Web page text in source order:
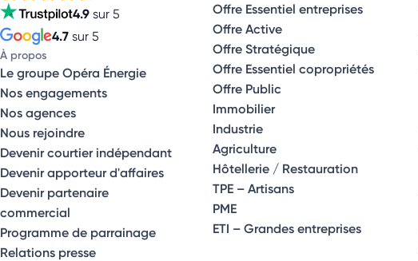
4.9 sur 5
4.7 sur 5
À propos
Le groupe Opéra Énergie
Nos engagements
Nos agences
Nous rejoindre
Devenir courtier indépendant
Devenir apporteur d'affaires
Devenir partenaire
commercial
Programme de parrainage
Relations presse
Offre Essentiel entreprises
Offre Active
Offre Stratégique
Offre Essentiel copropriétés
Offre Public
Immobilier
Industrie
Agriculture
Hôtellerie / Restauration
TPE – Artisans
PME
ETI – Grandes entreprises